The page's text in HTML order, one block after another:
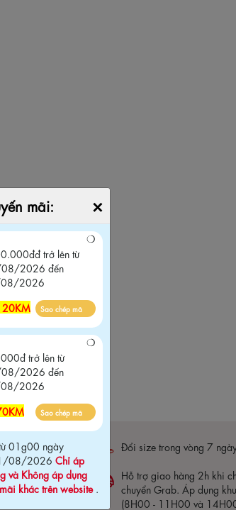
chi tiết) Đổi size trong vòng 7
Hỗ trợ giao hàng 2h khi
chuyển Grab. Áp dụng
(8H00 - 11H00 và
mãi: ×
trở lên từ
2026 đến
08/2026
Sao chép mã
trở lên từ
2026 đến
08/2026
Sao chép mã
01g00 ngày
08/2026 Chỉ áp
và Không áp dụng
khác trên website